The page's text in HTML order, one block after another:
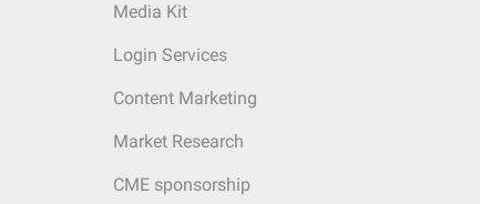
Media Kit
Login Services
Content Marketing
Market Research
CME sponsorship